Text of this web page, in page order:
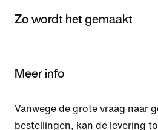
Zo wordt het gemaakt
Meer info
Vanwege de grote vraag naar
bestellingen, kan de levering